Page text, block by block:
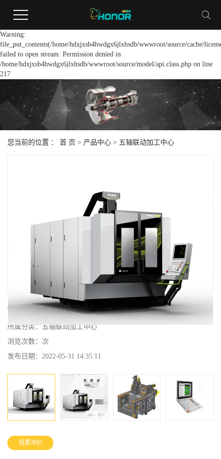
Warning:
file_put_contents(/home/hdxjxsb4hwdgx6jlxhsdb/wwwroot/source/cache/
failed to open stream: Permission denied in
/home/hdxjxsb4hwdgx6jlxhsdb/wwwroot/source/model/api.class.php on line
217
您当前的位置 ： 首 页 > 产品中心 > 五轴联动加工中心
GMU-600五轴加工中心
所属分类：
五轴联动加工中心
浏览次数： 次
发布日期： 2022-05-31 14:35:11
我要询价